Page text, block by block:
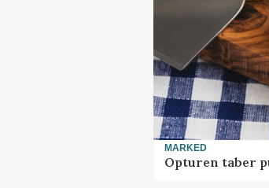
MARKED
Opturen taber